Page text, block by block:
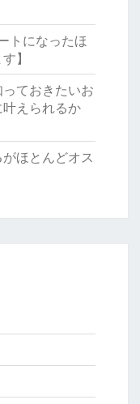
トになったほ
】
ておきたいお
えられるか
ほとんどオス